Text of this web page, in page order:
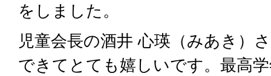
をしました。
児童会長の酒井 心瑛（みあき）
できてとても嬉しいです。最高